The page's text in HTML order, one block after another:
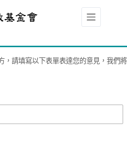
，請填寫以下表單表達您的意見，我們將